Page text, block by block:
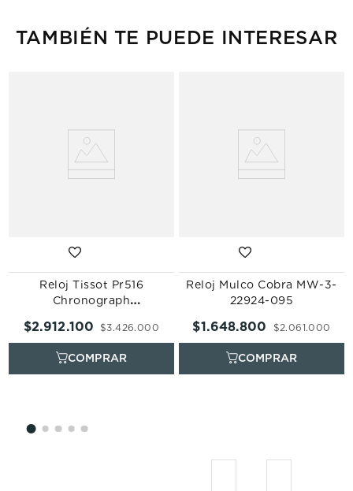
TAMBIÉN TE PUEDE INTERESAR
Reloj Tissot Pr516
Chronograph
$3.426.000
$2.912.100
Reloj Mulco Cobra MW-3-
22924-095
$2.061.000
$1.648.800